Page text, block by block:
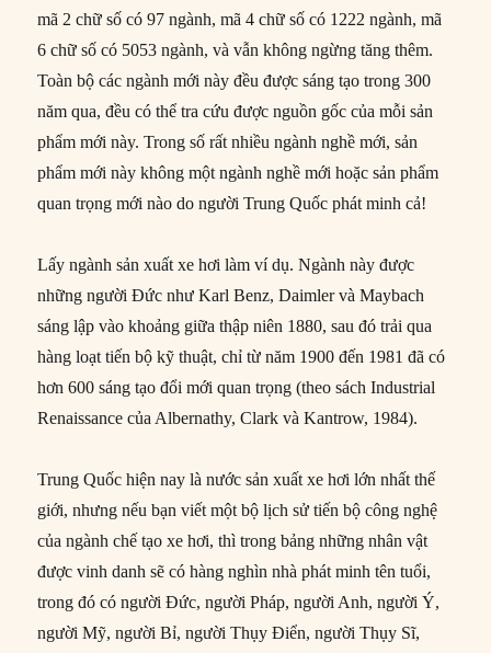
mã 2 chữ số có 97 ngành, mã 4 chữ số có 1222 ngành, mã
6 chữ số có 5053 ngành, và vẫn không ngừng tăng thêm.
Toàn bộ các ngành mới này đều được sáng tạo trong 300
năm qua, đều có thể tra cứu được nguồn gốc của mỗi sản
phẩm mới này. Trong số rất nhiều ngành nghề mới, sản
phẩm mới này không một ngành nghề mới hoặc sản phẩm
quan trọng mới nào do người Trung Quốc phát minh cả!
Lấy ngành sản xuất xe hơi làm ví dụ. Ngành này được
những người Đức như Karl Benz, Daimler và Maybach
sáng lập vào khoảng giữa thập niên 1880, sau đó trải qua
hàng loạt tiến bộ kỹ thuật, chỉ từ năm 1900 đến 1981 đã có
hơn 600 sáng tạo đổi mới quan trọng (theo sách Industrial
Renaissance của Albernathy, Clark và Kantrow, 1984).
Trung Quốc hiện nay là nước sản xuất xe hơi lớn nhất thế
giới, nhưng nếu bạn viết một bộ lịch sử tiến bộ công nghệ
của ngành chế tạo xe hơi, thì trong bảng những nhân vật
được vinh danh sẽ có hàng nghìn nhà phát minh tên tuổi,
trong đó có người Đức, người Pháp, người Anh, người Ý,
người Mỹ, người Bỉ, người Thụy Điển, người Thụy Sĩ,